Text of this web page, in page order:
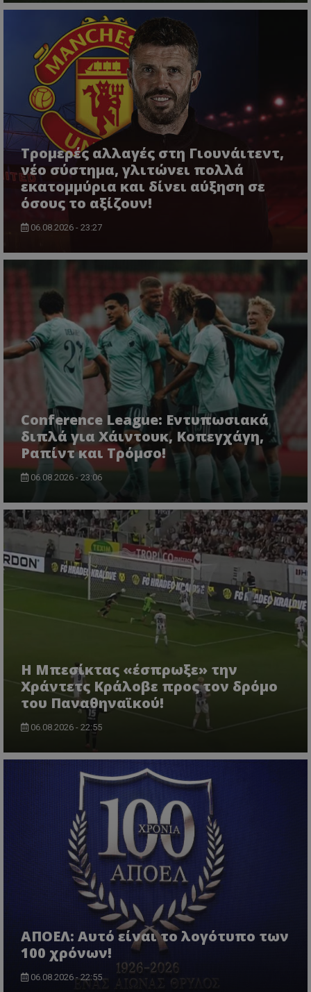
Τρομερές αλλαγές στη Γιουνάιτεντ,
νέο σύστημα, γλιτώνει πολλά
εκατομμύρια και δίνει αύξηση σε
όσους το αξίζουν!
06.08.2026 - 23:27
Conference League: Εντυπωσιακά
διπλά για Χάιντουκ, Κοπεγχάγη,
Ραπίντ και Τρόμσο!
06.08.2026 - 23:06
Η Μπεσίκτας «έσπρωξε» την
Χράντετς Κράλοβε προς τον δρόμο
του Παναθηναϊκού!
06.08.2026 - 22:55
ΑΠΟΕΛ: Αυτό είναι το λογότυπο των
100 χρόνων!
06.08.2026 - 22:55